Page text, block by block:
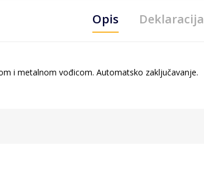
Opis Deklaracija
i metalnom vođicom. Automatsko zaključavanje.